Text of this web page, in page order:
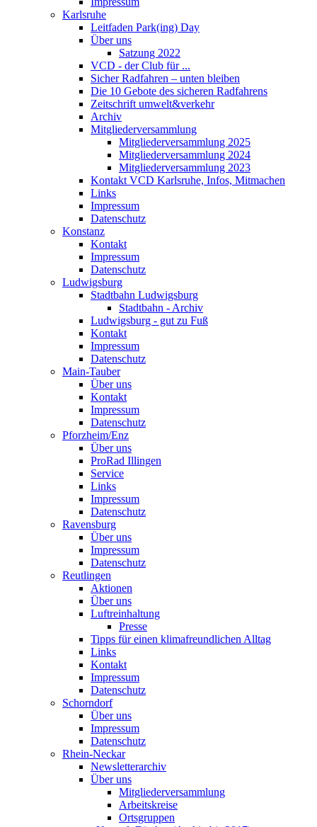
Karlsruhe
Leitfaden Park(ing) Day
Über uns
Satzung 2022
VCD - der Club für ...
Sicher Radfahren – unten bleiben
Die 10 Gebote des sicheren Radfahrens
Zeitschrift umwelt&verkehr
Archiv
Mitgliederversammlung
Mitgliederversammlung 2025
Mitgliederversammlung 2024
Mitgliederversammlung 2023
Kontakt VCD Karlsruhe, Infos, Mitmachen
Links
Impressum
Datenschutz
Konstanz
Kontakt
Impressum
Datenschutz
Ludwigsburg
Stadtbahn Ludwigsburg
Stadtbahn - Archiv
Ludwigsburg - gut zu Fuß
Kontakt
Impressum
Datenschutz
Main-Tauber
Über uns
Kontakt
Impressum
Datenschutz
Pforzheim/Enz
Über uns
ProRad Illingen
Service
Links
Impressum
Datenschutz
Ravensburg
Über uns
Impressum
Datenschutz
Reutlingen
Aktionen
Über uns
Luftreinhaltung
Presse
Tipps für einen klimafreundlichen Alltag
Links
Kontakt
Impressum
Datenschutz
Schorndorf
Über uns
Impressum
Datenschutz
Rhein-Neckar
Newsletterarchiv
Über uns
Mitgliederversammlung
Arbeitskreise
Ortsgruppen